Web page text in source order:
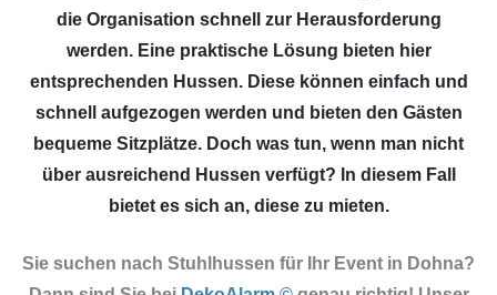
die Organisation schnell zur Herausforderung
werden. Eine praktische Lösung bieten hier
entsprechenden Hussen. Diese können einfach und
schnell aufgezogen werden und bieten den Gästen
bequeme Sitzplätze. Doch was tun, wenn man nicht
über ausreichend Hussen verfügt? In diesem Fall
bietet es sich an, diese zu mieten.
Sie suchen nach Stuhlhussen für Ihr Event in Dohna?